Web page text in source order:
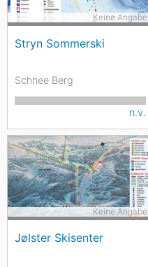
Stryn Sommerski
Keine Angabe
Schnee Berg
n.v.
Jølster Skisenter
Keine Angabe